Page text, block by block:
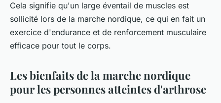
Cela signifie qu'un large éventail de muscles est
sollicité lors de la marche nordique, ce qui en fait un
exercice d'endurance et de renforcement musculaire
efficace pour tout le corps.
Les bienfaits de la marche nordique
pour les personnes atteintes d'arthrose